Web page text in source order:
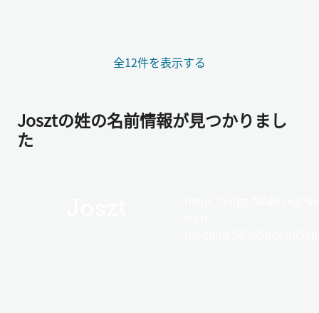
全12件を表示する
Josztの姓の名前情報が見つかりまし
た